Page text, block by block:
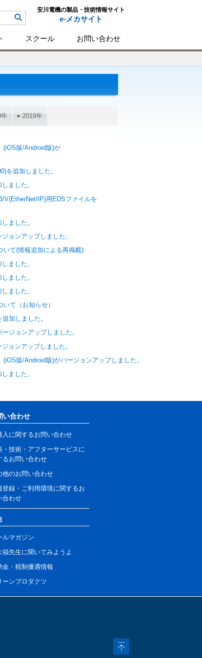
安川電機の製品・技術情報サイト
e-メカサイト
スクール お問い合わせ
2019年
(iOS版/Android版)が
を追加しました。
ました。
V(EtherNet/IP)用EDSファイルを
ました。
ョンアップしました。
いて(情報追加による再掲載)
ました。
ました。
ました。
て（お知らせ）
加しました。
ジョンアップしました。
ョンアップしました。
版/Android版)がバージョンアップしました。
ました。
い合わせ
入に関するお問い合わせ
・技術・アフターサービスに
るお問い合わせ
他のお問い合わせ
登録・ご利用環境に関するお
合わせ
ルマガジン
福先生に聞いてみようよ
金・税制優遇情報
ーンプロダクツ